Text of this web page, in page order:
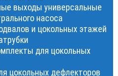
выходы универсальные
насоса
и цокольных этажей
для цокольных
цокольных дефлекторов